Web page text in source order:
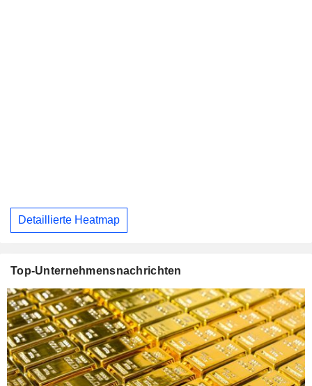
Detaillierte Heatmap
Top-Unternehmensnachrichten